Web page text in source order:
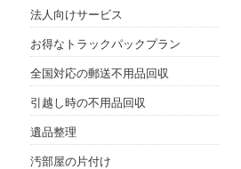
法人向けサービス
お得なトラックパックプラン
全国対応の郵送不用品回収
引越し時の不用品回収
遺品整理
汚部屋の片付け